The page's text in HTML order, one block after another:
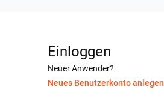
Einloggen
Neuer Anwender?
Neues Benutzerkonto anlegen